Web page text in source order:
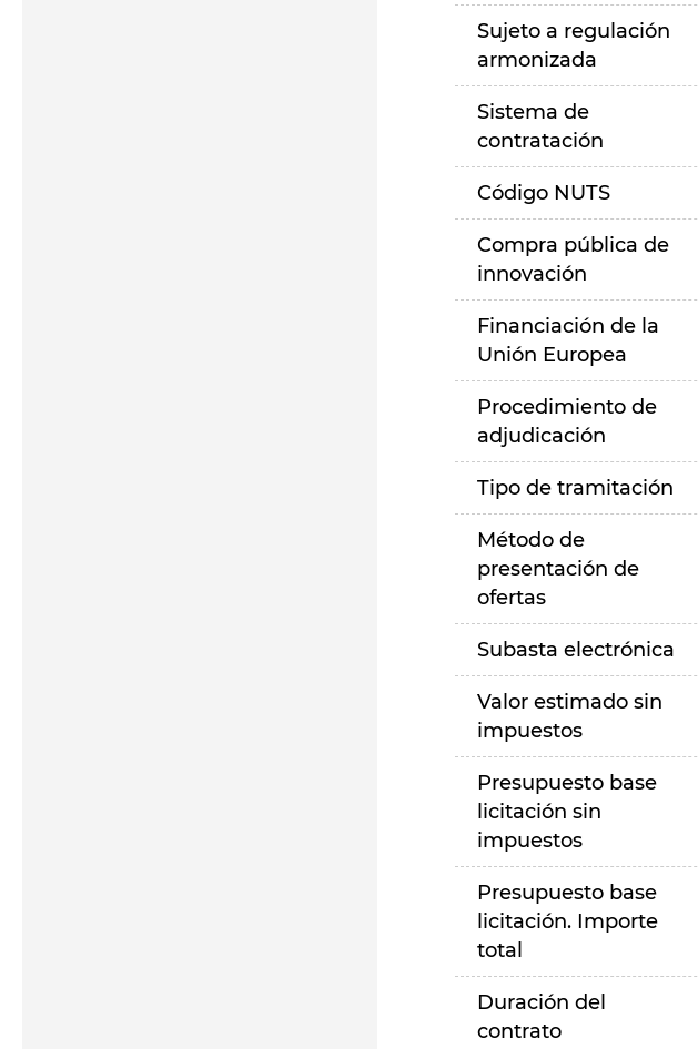
Sujeto a regulación
armonizada
Sistema de
contratación
Código NUTS
Compra pública de
innovación
Financiación de la
Unión Europea
Procedimiento de
adjudicación
Tipo de tramitación
Método de
presentación de
ofertas
Subasta electrónica
Valor estimado sin
impuestos
Presupuesto base
licitación sin
impuestos
Presupuesto base
licitación. Importe
total
Duración del
contrato